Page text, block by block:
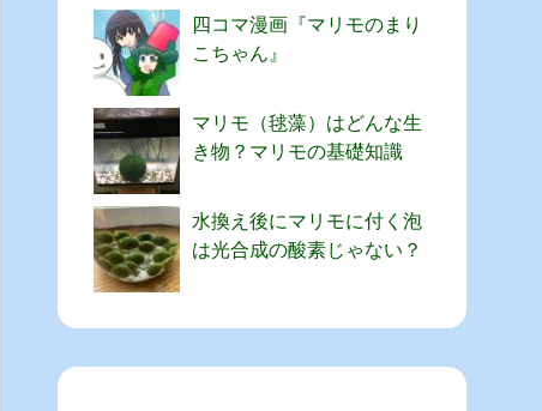
四コマ漫画『マリモのまり
こちゃん』
マリモ（毬藻）はどんな生
き物？マリモの基礎知識
水換え後にマリモに付く泡
は光合成の酸素じゃない？